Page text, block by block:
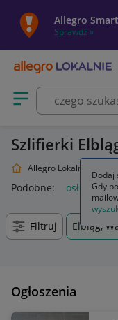
Allegro
Sprawdź »
Otwórz menu z
Szlifierki
Allegro Lokalnie
Podobne: osłona
Filtruj Elbląg,
Ogłoszenia
Dodaj
Gdy